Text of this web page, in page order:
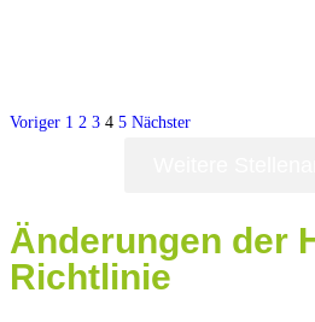
Voriger 1 2 3 4 5 Nächster
Änderungen der
Richtlinie